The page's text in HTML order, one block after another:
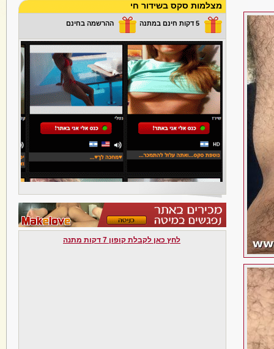
מצלמות סקס בשידור חי
5 דקות חינם במתנה ההרשמה בחינם
לחץ כאן לקבלת קופון 7 דקות מתנה